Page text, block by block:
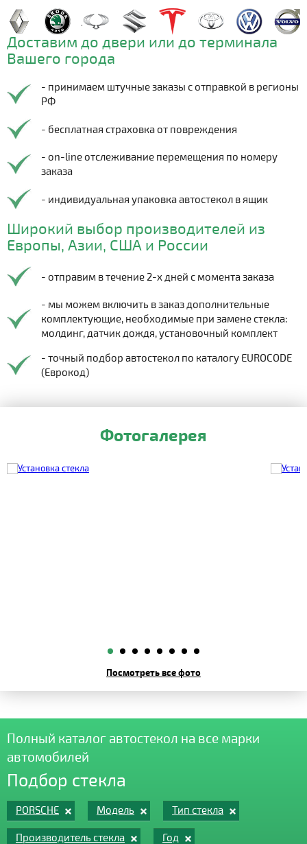
Доставим до двери или до терминала
Вашего города
- принимаем штучные заказы с отправкой в регионы
РФ
- бесплатная страховка от повреждения
- on-line отслеживание перемещения по номеру
заказа
- индивидуальная упаковка автостекол в ящик
Широкий выбор производителей из
Европы, Азии, США и России
- отправим в течение 2-х дней с момента заказа
- мы можем включить в заказ дополнительные
комплектующие, необходимые при замене стекла:
молдинг, датчик дождя, установочный комплект
- точный подбор автостекол по каталогу EUROCODE
(Еврокод)
Фотогалерея
Посмотреть все фото
Полный каталог автостекол на все марки
автомобилей
Подбор стекла
PORSCHE Модель Тип стекла
Производитель стекла Год